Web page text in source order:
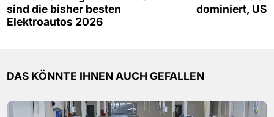
sind die bisher besten
Elektroautos 2026
dominiert,
DAS KÖNNTE IHNEN AUCH GEFALLEN